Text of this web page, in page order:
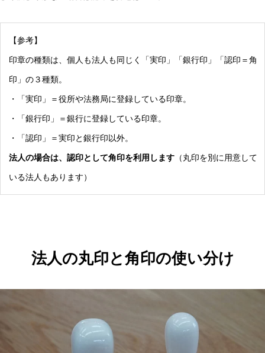
【参考】
印章の種類は、個人も法人も同じく「実印」「銀行印」「認印＝角
印」の３種類。
・「実印」＝役所や法務局に登録している印章。
・「銀行印」＝銀行に登録している印章。
・「認印」＝実印と銀行印以外。
法人の場合は、認印として角印を利用します （丸印を別に用意して
いる法人もあります）
法人の丸印と角印の使い分け